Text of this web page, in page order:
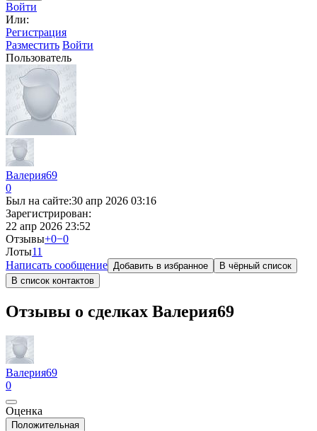
Войти
Или:
Регистрация
Разместить Войти
Пользователь
Валерия69
0
Был на сайте:30 апр 2026 03:16
Зарегистрирован:
22 апр 2026 23:52
Отзывы+0−0
Лоты11
Написать сообщение Добавить в избранное
В чёрный список
В список контактов
Отзывы о сделках Валерия69
Валерия69
0
Оценка
Положительная